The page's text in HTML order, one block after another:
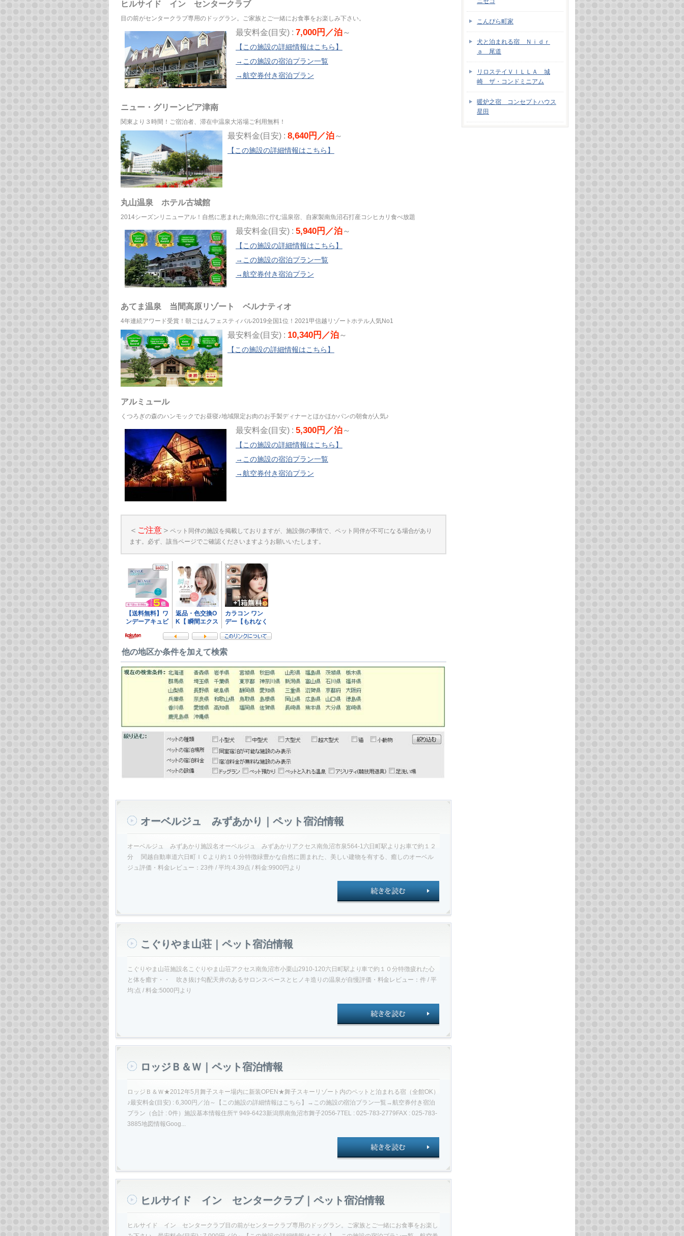
ヒルサイド イン センタークラブ
目の前がセンタークラブ専用のドッグラン。ご家族とご一緒にお食事をお楽しみ下さい。
最安料金(目安) : 7,000円／泊～
【この施設の詳細情報はこちら】
→この施設の宿泊プラン一覧
→航空券付き宿泊プラン
ニュー・グリーンピア津南
関東より３時間！ご宿泊者、滞在中温泉大浴場ご利用無料！
最安料金(目安) : 8,640円／泊～
【この施設の詳細情報はこちら】
丸山温泉 ホテル古城館
2014シーズンリニューアル！自然に恵まれた南魚沼に佇む温泉宿、自家製南魚沼石打産コシヒカリ食べ放題
最安料金(目安) : 5,940円／泊～
【この施設の詳細情報はこちら】
→この施設の宿泊プラン一覧
→航空券付き宿泊プラン
あてま温泉 当間高原リゾート ベルナティオ
4年連続アワード受賞！朝ごはんフェスティバル2019全国1位！2021甲信越リゾートホテル人気No1
最安料金(目安) : 10,340円／泊～
【この施設の詳細情報はこちら】
アルミュール
くつろぎの森のハンモックでお昼寝♪地域限定お肉のお手製ディナーとほかほかパンの朝食が人気♪
最安料金(目安) : 5,300円／泊～
【この施設の詳細情報はこちら】
→この施設の宿泊プラン一覧
→航空券付き宿泊プラン
＜ ご注意＞ ペット同伴の施設を掲載しておりますが、施設側の事情で、ペット同伴が不可になる場合があり
ます。必ず、該当ページでご確認くださいますようお願いいたします。
他の地区か条件を加えて検索
オーベルジュ みずあかり｜ペット宿泊情報
オーベルジュ みずあかり施設名オーベルジュ みずあかりアクセス南魚沼市泉564-1六日町駅よりお車で約１２
分 関越自動車道六日町ＩＣより約１０分特徴緑豊かな自然に囲まれた、美しい建物を有する、癒しのオーベル
ジュ評価・料金レビュー：23件 / 平均:4.39点 / 料金:9900円より
こぐりやま山荘｜ペット宿泊情報
こぐりやま山荘施設名こぐりやま山荘アクセス南魚沼市小栗山2910-120六日町駅より車で約１０分特徴疲れた心
と体を癒す・・ 吹き抜け勾配天井のあるサロンスペースとヒノキ造りの温泉が自慢評価・料金レビュー：件 / 平
均:点 / 料金:5000円より
ロッジＢ＆Ｗ｜ペット宿泊情報
ロッジＢ＆Ｗ★2012年5月舞子スキー場内に新装OPEN★舞子スキーリゾート内のペットと泊まれる宿（全館OK）
♪最安料金(目安) : 6,300円／泊～【この施設の詳細情報はこちら】→この施設の宿泊プラン一覧→航空券付き宿泊
プラン（合計 : 0件）施設基本情報住所〒949-6423新潟県南魚沼市舞子2056-7TEL : 025-783-2779FAX : 025-783-
3885地図情報Goog...
ヒルサイド イン センタークラブ｜ペット宿泊情報
ヒルサイド イン センタークラブ目の前がセンタークラブ専用のドッグラン。ご家族とご一緒にお食事をお楽し
こんぴら町家
犬と泊まれる宿 Ｎｉｄｒ
ａ 尾道
リロステイＶＩＬＬＡ 城
崎 ザ・コンドミニアム
暖炉之宿 コンセプトハウス
星田